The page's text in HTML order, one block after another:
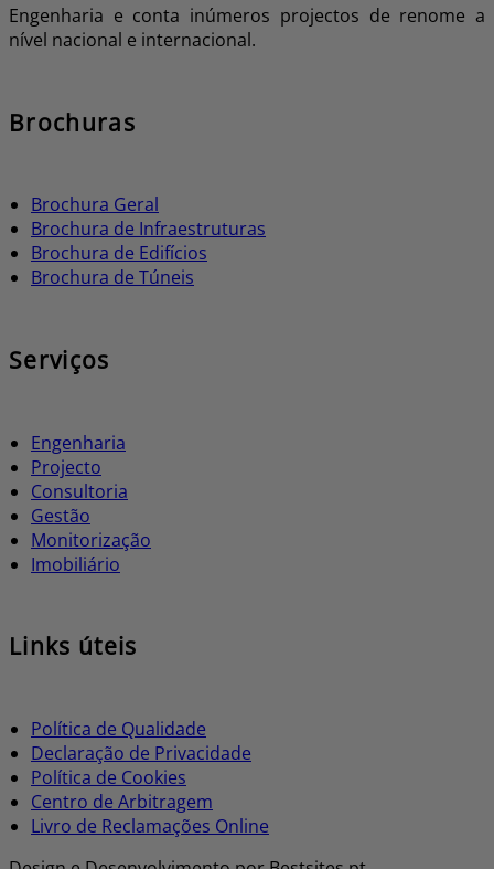
Engenharia e conta inúmeros projectos de renome a
nível nacional e internacional.
Brochuras
Brochura Geral
Brochura de Infraestruturas
Brochura de Edifícios
Brochura de Túneis
Serviços
Engenharia
Projecto
Consultoria
Gestão
Monitorização
Imobiliário
Links úteis
Política de Qualidade
Declaração de Privacidade
Política de Cookies
Centro de Arbitragem
Livro de Reclamações Online